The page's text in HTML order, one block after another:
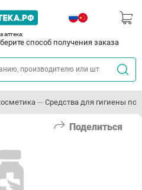
аптека:
способ получения заказа
Средства для гигиены
Поделиться